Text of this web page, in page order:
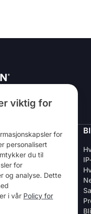
viktig for
for
personalisert
du til
for
og analyse. Dette
i vår Policy for
og ansatte